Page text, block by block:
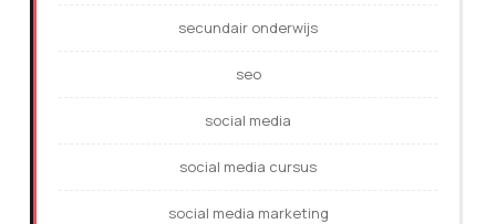
secundair onderwijs
seo
social media
social media cursus
social media marketing